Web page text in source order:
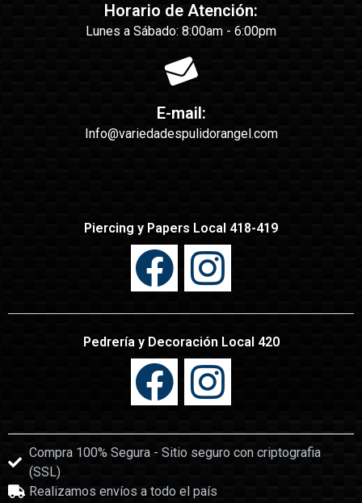
Horario de Atención:
Lunes a Sábado: 8:00am - 6:00pm
E-mail:
Info@variedadespulidorangel.com
Piercing y Papers Local 418-419
Pedrería y Decoración Local 420
Compra 100% Segura - Sitio seguro con criptografia
(SSL)
Realizamos envíos a todo el país